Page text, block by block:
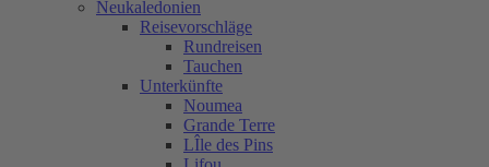
Neukaledonien
Reisevorschläge
Rundreisen
Tauchen
Unterkünfte
Noumea
Grande Terre
LÎle des Pins